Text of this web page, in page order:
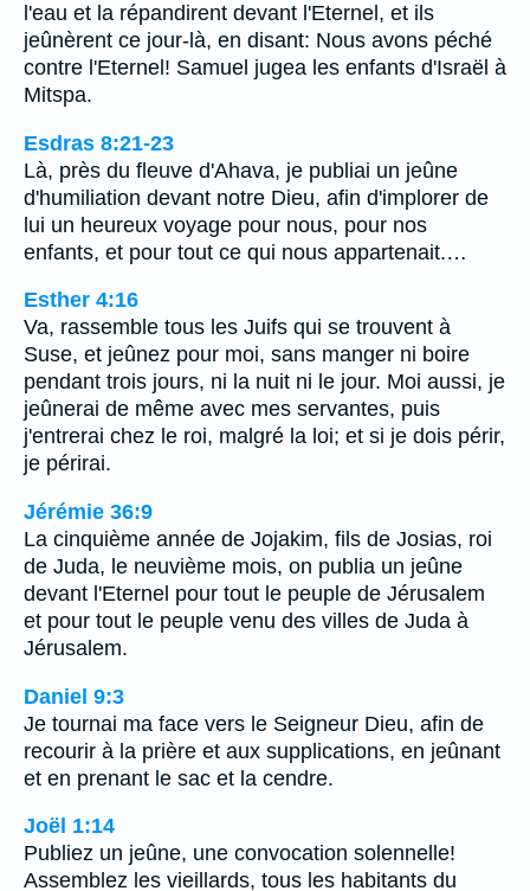
l'eau et la répandirent devant l'Eternel, et ils
jeûnèrent ce jour-là, en disant: Nous avons péché
contre l'Eternel! Samuel jugea les enfants d'Israël à
Mitspa.
Esdras 8:21-23
Là, près du fleuve d'Ahava, je publiai un jeûne
d'humiliation devant notre Dieu, afin d'implorer de
lui un heureux voyage pour nous, pour nos
enfants, et pour tout ce qui nous appartenait.…
Esther 4:16
Va, rassemble tous les Juifs qui se trouvent à
Suse, et jeûnez pour moi, sans manger ni boire
pendant trois jours, ni la nuit ni le jour. Moi aussi, je
jeûnerai de même avec mes servantes, puis
j'entrerai chez le roi, malgré la loi; et si je dois périr,
je périrai.
Jérémie 36:9
La cinquième année de Jojakim, fils de Josias, roi
de Juda, le neuvième mois, on publia un jeûne
devant l'Eternel pour tout le peuple de Jérusalem
et pour tout le peuple venu des villes de Juda à
Jérusalem.
Daniel 9:3
Je tournai ma face vers le Seigneur Dieu, afin de
recourir à la prière et aux supplications, en jeûnant
et en prenant le sac et la cendre.
Joël 1:14
Publiez un jeûne, une convocation solennelle!
Assemblez les vieillards, tous les habitants du